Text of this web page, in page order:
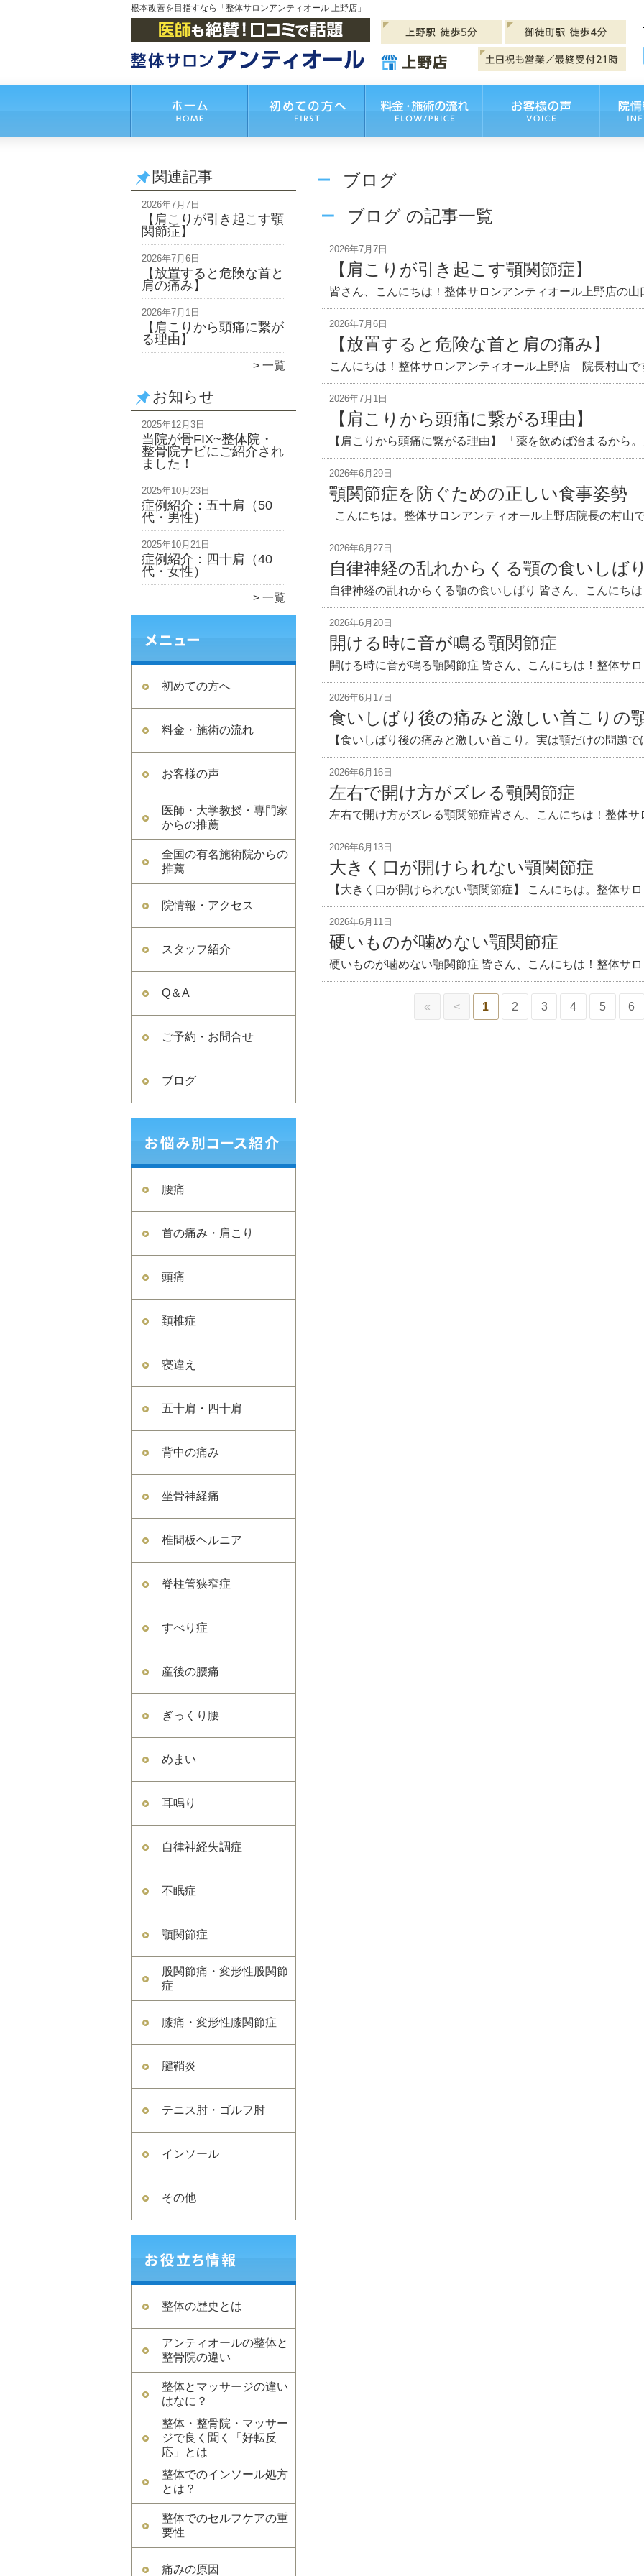
根本改善を目指すなら「整体サロンアンティオール 上野店」
関連記事
2026年7月7日
【肩こりが引き起こす顎
関節症】
2026年7月6日
【放置すると危険な首と
肩の痛み】
2026年7月1日
【肩こりから頭痛に繋が
る理由】
一覧
お知らせ
2025年12月3日
当院が骨FIX~整体院・
整骨院ナビにご紹介され
ました！
2025年10月23日
症例紹介：五十肩（50
代・男性）
2025年10月21日
症例紹介：四十肩（40
代・女性）
一覧
初めての方へ
料金・施術の流れ
お客様の声
医師・大学教授・専門家
からの推薦
全国の有名施術院からの
推薦
院情報・アクセス
スタッフ紹介
Q＆A
ご予約・お問合せ
ブログ
腰痛
首の痛み・肩こり
頭痛
頚椎症
寝違え
五十肩・四十肩
背中の痛み
坐骨神経痛
椎間板ヘルニア
脊柱管狭窄症
すべり症
産後の腰痛
ぎっくり腰
めまい
耳鳴り
自律神経失調症
不眠症
顎関節症
股関節痛・変形性股関節
症
膝痛・変形性膝関節症
腱鞘炎
テニス肘・ゴルフ肘
インソール
その他
整体の歴史とは
アンティオールの整体と
整骨院の違い
整体とマッサージの違い
はなに？
整体・整骨院・マッサー
ジで良く聞く「好転反
応」とは
整体でのインソール処方
とは？
整体でのセルフケアの重
要性
痛みの原因
ブログ
ブログ の記事一覧
2026年7月7日
【肩こりが引き起こす顎関節症】
皆さん、こんにちは！整体サロンアンティオール上野店の
2026年7月6日
【放置すると危険な首と肩の痛み】
こんにちは！整体サロンアンティオール上野店 院長村山
2026年7月1日
【肩こりから頭痛に繋がる理由】
【肩こりから頭痛に繋がる理由】 「薬を飲めば治まるから
2026年6月29日
顎関節症を防ぐための正しい食事姿勢
こんにちは。整体サロンアンティオール上野店院長の村山
2026年6月27日
自律神経の乱れからくる顎の食いしばり
自律神経の乱れからくる顎の食いしばり 皆さん、こんにち
2026年6月20日
開ける時に音が鳴る顎関節症
開ける時に音が鳴る顎関節症 皆さん、こんにちは！整体サ
2026年6月17日
食いしばり後の痛みと激しい首こりの
【食いしばり後の痛みと激しい首こり。実は顎だけの問題
2026年6月16日
左右で開け方がズレる顎関節症
左右で開け方がズレる顎関節症皆さん、こんにちは！整体
2026年6月13日
大きく口が開けられない顎関節症
【大きく口が開けられない顎関節症】 こんにちは。整体サ
2026年6月11日
硬いものが噛めない顎関節症
硬いものが噛めない顎関節症 皆さん、こんにちは！整体サ
« < 1 2 3 4 5 6